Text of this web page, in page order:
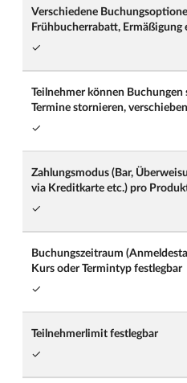
Verschiedene
Frühbucherrabatt, Ermäßigung
✓
Teilnehmer können Buchungen
Termine stornieren,
✓
Zahlungsmodus (Bar,
via Kreditkarte etc.) pro
✓
Buchungszeitraum
Kurs oder Termintyp festlegbar
✓
Teilnehmerlimit festlegbar
✓